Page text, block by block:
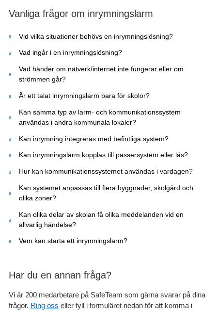
Vanliga frågor om inrymningslarm
Vid vilka situationer behövs en inrymningslösning?
Vad ingår i en inrymningslösning?
Vad händer om nätverk/internet inte fungerar eller om
strömmen går?
Är ett talat inrymningslarm bara för skolor?
Kan samma typ av larm- och kommunikationssystem
användas i andra kommunala lokaler?
Kan inrymning integreras med befintliga system?
Kan inrymningslarm kopplas till passersystem eller lås?
Hur kan kommunikationssystemet användas i vardagen?
Kan systemet anpassas till flera byggnader, skolgård och
olika zoner?
Kan olika delar av skolan få olika meddelanden vid en
allvarlig händelse?
Vem kan starta ett inrymningslarm?
Har du en annan fråga?
Vi är 200 medarbetare på SafeTeam som gärna svarar på dina
frågor. Ring oss eller fyll i formuläret nedan för att komma i